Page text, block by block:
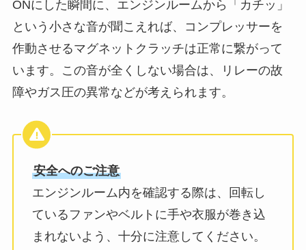
ONにした瞬間に、エンジンルームから「カチッ」
という小さな音が聞こえれば、コンプレッサーを
作動させるマグネットクラッチは正常に繋がって
います。この音が全くしない場合は、リレーの故
障やガス圧の異常などが考えられます。
安全へのご注意
エンジンルーム内を確認する際は、回転し
ているファンやベルトに手や衣服が巻き込
まれないよう、十分に注意してください。